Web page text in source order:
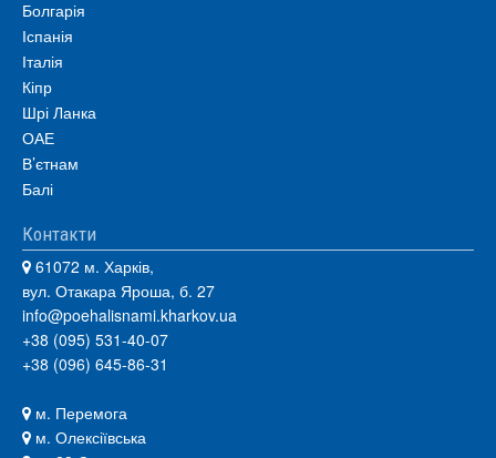
Болгарія
Іспанія
Італія
Кіпр
Шрі Ланка
ОАЕ
В’єтнам
Балі
Контакти
61072 м. Харків,
вул. Отакара Яроша, б. 27
info@poehalisnami.kharkov.ua
+38 (095) 531-40-07
+38 (096) 645-86-31
м. Перемога
м. Олексіївська